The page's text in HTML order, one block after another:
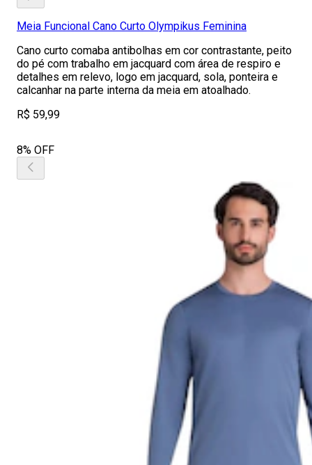
Meia Funcional Cano Curto Olympikus Feminina
Cano curto comaba antibolhas em cor contrastante, peito
do pé com trabalho em jacquard com área de respiro e
detalhes em relevo, logo em jacquard, sola, ponteira e
calcanhar na parte interna da meia em atoalhado.
R$ 59,99
8% OFF